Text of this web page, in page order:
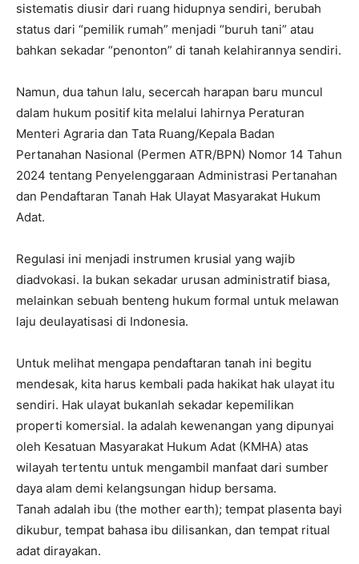
sistematis diusir dari ruang hidupnya sendiri, berubah
status dari “pemilik rumah” menjadi “buruh tani” atau
bahkan sekadar “penonton” di tanah kelahirannya sendiri.
Namun, dua tahun lalu, secercah harapan baru muncul
dalam hukum positif kita melalui lahirnya Peraturan
Menteri Agraria dan Tata Ruang/Kepala Badan
Pertanahan Nasional (Permen ATR/BPN) Nomor 14 Tahun
2024 tentang Penyelenggaraan Administrasi Pertanahan
dan Pendaftaran Tanah Hak Ulayat Masyarakat Hukum
Adat.
Regulasi ini menjadi instrumen krusial yang wajib
diadvokasi. Ia bukan sekadar urusan administratif biasa,
melainkan sebuah benteng hukum formal untuk melawan
laju deulayatisasi di Indonesia.
Untuk melihat mengapa pendaftaran tanah ini begitu
mendesak, kita harus kembali pada hakikat hak ulayat itu
sendiri. Hak ulayat bukanlah sekadar kepemilikan
properti komersial. Ia adalah kewenangan yang dipunyai
oleh Kesatuan Masyarakat Hukum Adat (KMHA) atas
wilayah tertentu untuk mengambil manfaat dari sumber
daya alam demi kelangsungan hidup bersama.
Tanah adalah ibu (the mother earth); tempat plasenta bayi
dikubur, tempat bahasa ibu dilisankan, dan tempat ritual
adat dirayakan.